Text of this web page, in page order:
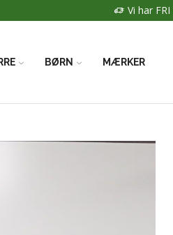
Vi har FRI
BØRN MÆRKER